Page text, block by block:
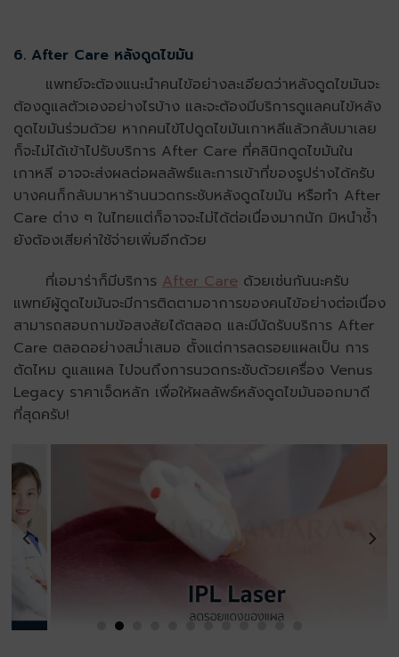
6. After Care หลังดูดไขมัน
แพทย์จะต้องแนะนำคนไข้อย่างละเอียดว่าหลังดูดไขมันจะ
ต้องดูแลตัวเองอย่างไรบ้าง และจะต้องมีบริการดูแลคนไข้หลัง
ดูดไขมันร่วมด้วย หากคนไข้ไปดูดไขมันเกาหลีแล้วกลับมาเลย
ก็จะไม่ได้เข้าไปรับบริการ After Care ที่คลินิกดูดไขมันใน
เกาหลี อาจจะส่งผลต่อผลลัพธ์และการเข้าที่ของรูปร่างได้ครับ
บางคนก็กลับมาหาร้านนวดกระชับหลังดูดไขมัน หรือทำ After
Care ต่าง ๆ ในไทยแต่ก็อาจจะไม่ได้ต่อเนื่องมากนัก มิหนำซ้ำ
ยังต้องเสียค่าใช้จ่ายเพิ่มอีกด้วย
ที่เอมาร่าก็มีบริการ After Care ด้วยเช่นกันนะครับ
แพทย์ผู้ดูดไขมันจะมีการติดตามอาการของคนไข้อย่างต่อเนื่อง
สามารถสอบถามข้อสงสัยได้ตลอด และมีนัดรับบริการ After
Care ตลอดอย่างสม่ำเสมอ ตั้งแต่การลดรอยแผลเป็น การ
ตัดไหม ดูแลแผล ไปจนถึงการนวดกระชับด้วยเครื่อง Venus
Legacy ราคาเจ็ดหลัก เพื่อให้ผลลัพธ์หลังดูดไขมันออกมาดี
ที่สุดครับ!